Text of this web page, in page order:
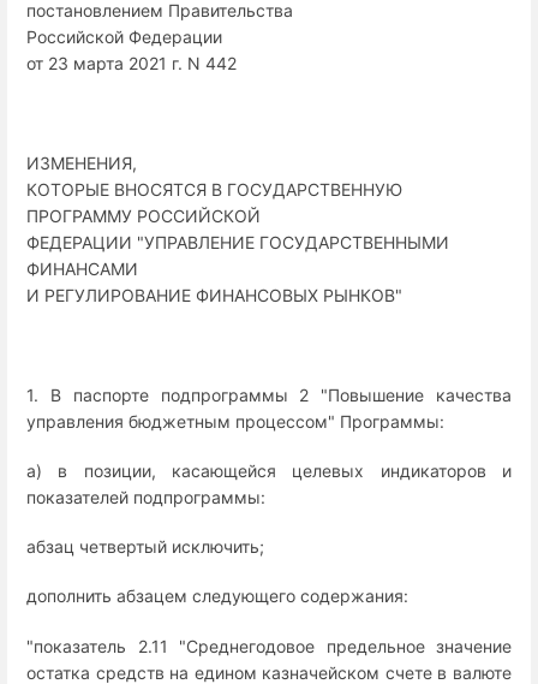
постановлением Правительства
Российской Федерации
от 23 марта 2021 г. N 442
ИЗМЕНЕНИЯ,
КОТОРЫЕ ВНОСЯТСЯ В ГОСУДАРСТВЕННУЮ
ПРОГРАММУ РОССИЙСКОЙ
ФЕДЕРАЦИИ "УПРАВЛЕНИЕ ГОСУДАРСТВЕННЫМИ
ФИНАНСАМИ
И РЕГУЛИРОВАНИЕ ФИНАНСОВЫХ РЫНКОВ"
1. В паспорте подпрограммы 2 "Повышение качества
управления бюджетным процессом" Программы:
а) в позиции, касающейся целевых индикаторов и
показателей подпрограммы:
абзац четвертый исключить;
дополнить абзацем следующего содержания:
"показатель 2.11 "Среднегодовое предельное значение
остатка средств на едином казначейском счете в валюте